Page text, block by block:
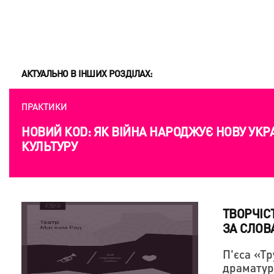
АКТУАЛЬНО В ІНШИХ РОЗДІЛАХ:
ПРАКТИКИ
НОВИЙ КОD: ЯК ВІЙНА НАРОДЖУЄ НОВУ
КУЛЬТУРУ
ЗА
П'єса